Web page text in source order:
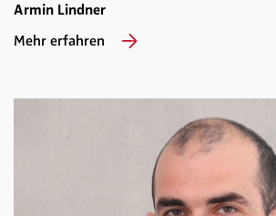
Armin Lindner
Mehr erfahren